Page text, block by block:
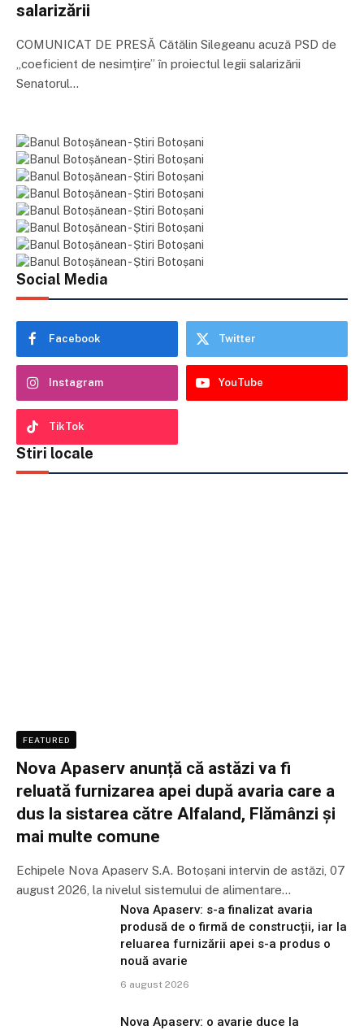
salarizării
COMUNICAT DE PRESĂ Cătălin Silegeanu acuză PSD de
„coeficient de nesimțire” în proiectul legii salarizării
Senatorul…
Social Media
Facebook Twitter
Instagram YouTube
TikTok
Stiri locale
FEATURED
Nova Apaserv anunță că astăzi va fi
reluată furnizarea apei după avaria care a
dus la sistarea către Alfaland, Flămânzi și
mai multe comune
Echipele Nova Apaserv S.A. Botoșani intervin de astăzi, 07
august 2026, la nivelul sistemului de alimentare…
Nova Apaserv: s-a finalizat avaria
produsă de o firmă de construcții, iar la
reluarea furnizării apei s-a produs o
nouă avarie
6 august 2026
Nova Apaserv: o avarie duce la